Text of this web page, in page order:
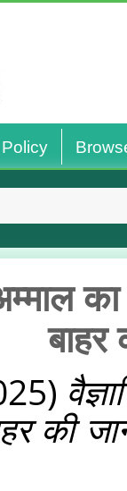
बाहर
की